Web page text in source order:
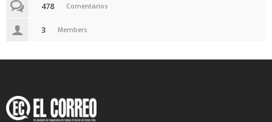
478 Comentarios
3 Members